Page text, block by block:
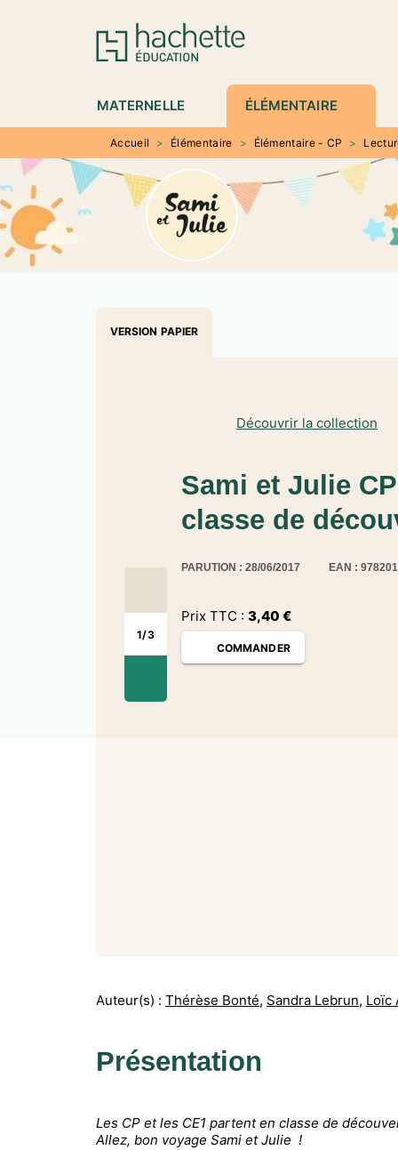
MENU RECHERCHE
MATERNELLE ÉLÉMENTAIRE
Accueil > Élémentaire > Élémentaire - CP >
VERSION PAPIER
1/3
Découvrir la collection
Sami et Julie
classe de
PARUTION : 28/06/2017 EAN :
Prix TTC : 3,40 €
COMMANDER
Auteur(s) : Thérèse Bonté, Sandra Lebrun, Loïc
Présentation
Les CP et les CE1 partent en classe de
Allez, bon voyage Sami et Julie !